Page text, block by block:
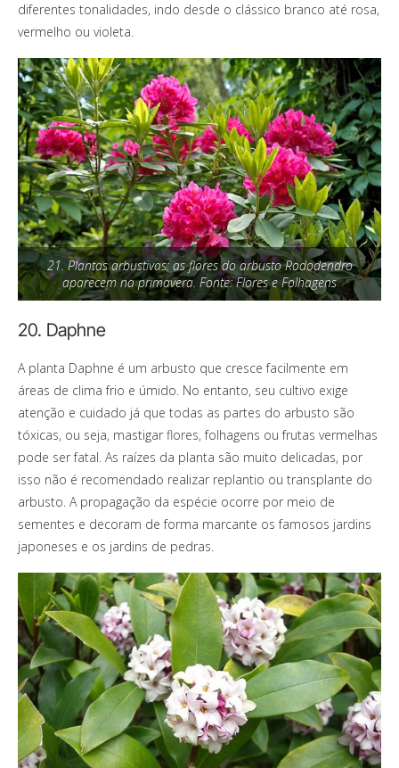
diferentes tonalidades, indo desde o clássico branco até rosa,
vermelho ou violeta.
21. Plantas arbustivas: as flores do arbusto Rododendro
aparecem na primavera. Fonte: Flores e Folhagens
20. Daphne
A planta Daphne é um arbusto que cresce facilmente em
áreas de clima frio e úmido. No entanto, seu cultivo exige
atenção e cuidado já que todas as partes do arbusto são
tóxicas, ou seja, mastigar flores, folhagens ou frutas vermelhas
pode ser fatal. As raízes da planta são muito delicadas, por
isso não é recomendado realizar replantio ou transplante do
arbusto. A propagação da espécie ocorre por meio de
sementes e decoram de forma marcante os famosos jardins
japoneses e os jardins de pedras.